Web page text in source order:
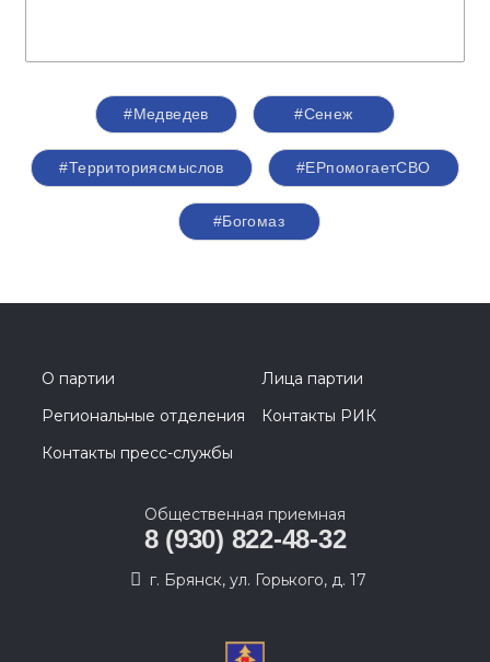
#Медведев #Сенеж
#Территориясмыслов #ЕРпомогаетСВО
#Богомаз
О партии
Лица партии
Региональные отделения
Контакты РИК
Контакты пресс-службы
Общественная приемная
8 (930) 822-48-32
г. Брянск, ул. Горького, д. 17